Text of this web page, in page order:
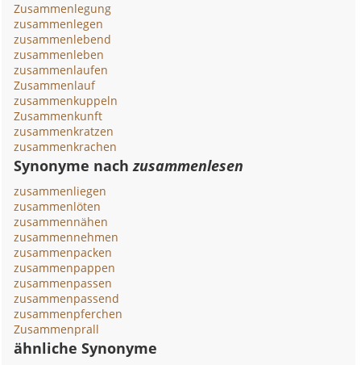
Zusammenlegung
zusammenlegen
zusammenlebend
zusammenleben
zusammenlaufen
Zusammenlauf
zusammenkuppeln
Zusammenkunft
zusammenkratzen
zusammenkrachen
Synonyme nachzusammenlesen
zusammenliegen
zusammenlöten
zusammennähen
zusammennehmen
zusammenpacken
zusammenpappen
zusammenpassen
zusammenpassend
zusammenpferchen
Zusammenprall
ähnliche Synonyme